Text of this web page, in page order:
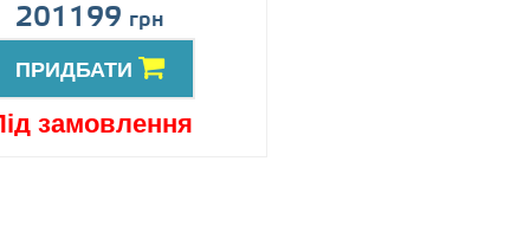
201199 грн
ПРИДБАТИ
замовлення